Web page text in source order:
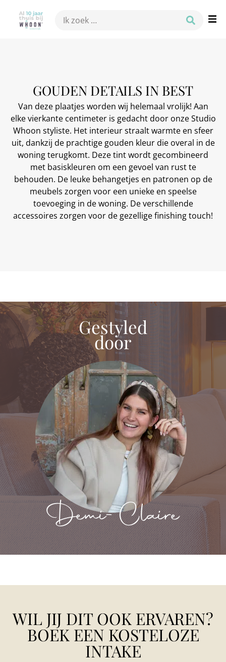
GOUDEN DETAILS IN BEST
Van deze plaatjes worden wij helemaal vrolijk! Aan
elke vierkante centimeter is gedacht door onze Studio
Whoon styliste. Het interieur straalt warmte en sfeer
uit, dankzij de prachtige gouden kleur die overal in de
woning terugkomt. Deze tint wordt gecombineerd
met basiskleuren om een gevoel van rust te
behouden. De leuke behangetjes en patronen op de
meubels zorgen voor een unieke en speelse
toevoeging in de woning. De verschillende
accessoires zorgen voor de gezellige finishing touch!
Gestyled
door
Demi-Claire
WIL JIJ DIT OOK ERVAREN?
BOEK EEN KOSTELOZE
INTAKE